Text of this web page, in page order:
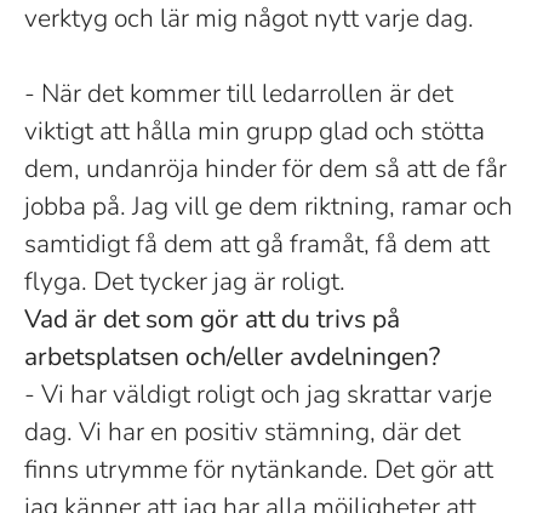
verktyg och lär mig något nytt varje dag.
- När det kommer till ledarrollen är det
viktigt att hålla min grupp glad och stötta
dem, undanröja hinder för dem så att de får
jobba på. Jag vill ge dem riktning, ramar och
samtidigt få dem att gå framåt, få dem att
flyga. Det tycker jag är roligt.
Vad är det som gör att du trivs på
arbetsplatsen och/eller avdelningen?
- Vi har väldigt roligt och jag skrattar varje
dag. Vi har en positiv stämning, där det
finns utrymme för nytänkande. Det gör att